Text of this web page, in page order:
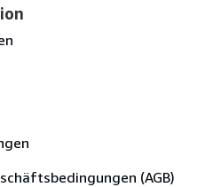
(AGB)